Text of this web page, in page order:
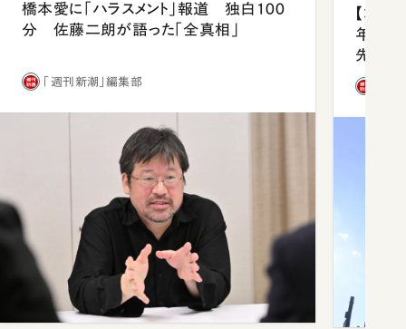
橋本愛に「ハラスメント」報道 独白100
分 佐藤二朗が語った「全真相」
「週刊新潮」編集部
【コン
年会は
先1位